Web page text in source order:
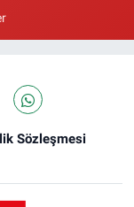
Sözleşmesi